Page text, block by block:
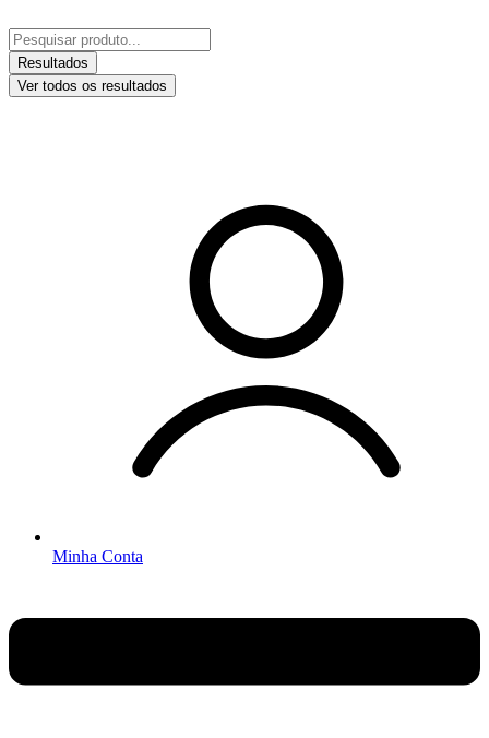
para
o
conteúdo
Pesquisar
...Resultados
Ver todos os resultados
Minha Conta